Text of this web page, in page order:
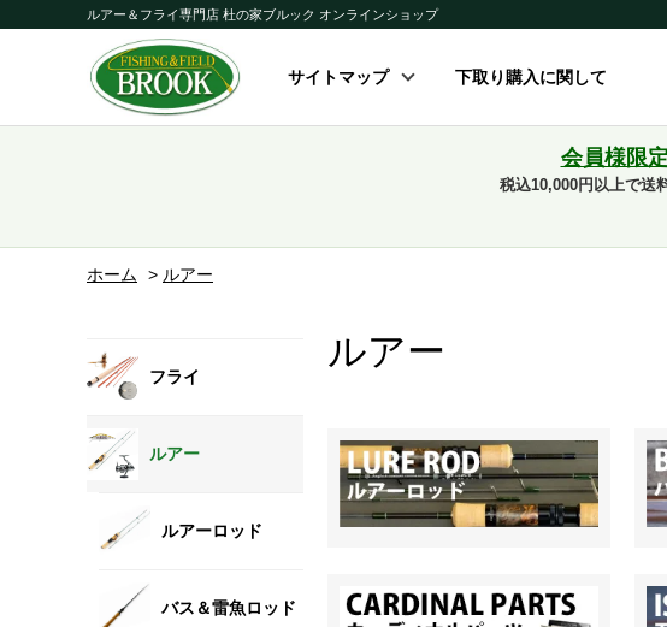
ルアー＆フライ専門店 杜の家ブルック オンラインショップ
サイトマップ 下取り購入に関して
会員様限
税込10,000円以上で送
ホーム > ルアー
フライ
ルアー
ルアーロッド
バス＆雷魚ロッド
ルアー